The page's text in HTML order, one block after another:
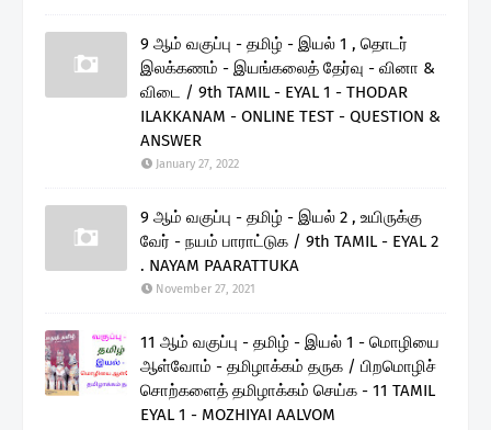
9 ஆம் வகுப்பு - தமிழ் - இயல் 1 , தொடர்
இலக்கணம் - இயங்கலைத் தேர்வு - வினா &
விடை / 9th TAMIL - EYAL 1 - THODAR
ILAKKANAM - ONLINE TEST - QUESTION &
ANSWER
January 27, 2022
9 ஆம் வகுப்பு - தமிழ் - இயல் 2 , உயிருக்கு
வேர் - நயம் பாராட்டுக / 9th TAMIL - EYAL 2
. NAYAM PAARATTUKA
November 27, 2021
11 ஆம் வகுப்பு - தமிழ் - இயல் 1 - மொழியை
ஆள்வோம் - தமிழாக்கம் தருக / பிறமொழிச்
சொற்களைத் தமிழாக்கம் செய்க - 11 TAMIL
EYAL 1 - MOZHIYAI AALVOM